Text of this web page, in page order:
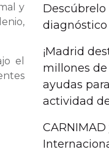
y
el
¡Madrid
millones de
ayudas
actividad